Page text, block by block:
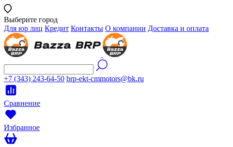
Выберите город
Для юр лиц Кредит Контакты О компании Доставка и оплата
+7 (343) 243-64-50 brp-ekt-cmmotors@bk.ru
Сравнение
Избранное